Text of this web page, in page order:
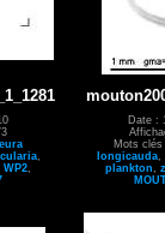
,
WP2
Date :
Mots
longicauda,
plankton